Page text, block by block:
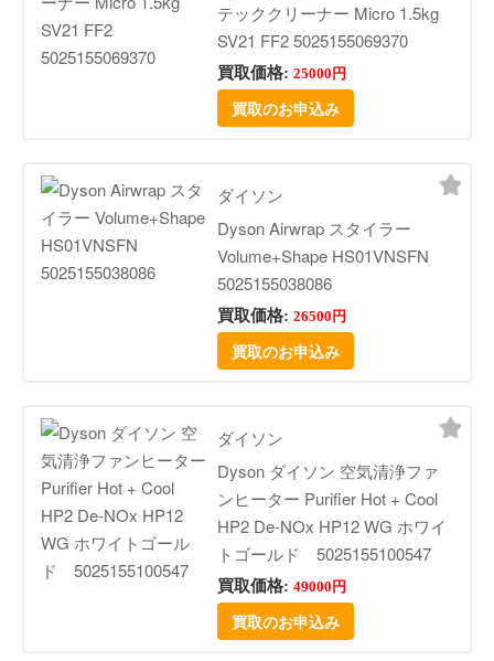
テッククリーナー Micro 1.5kg
SV21 FF2 5025155069370
買取価格: 25000円
買取のお申込み
ダイソン
Dyson Airwrap スタイラー
Volume+Shape HS01VNSFN
5025155038086
買取価格: 26500円
買取のお申込み
ダイソン
Dyson ダイソン 空気清浄ファ
ンヒーター Purifier Hot + Cool
HP2 De-NOx HP12 WG ホワイ
トゴールド 5025155100547
買取価格: 49000円
買取のお申込み